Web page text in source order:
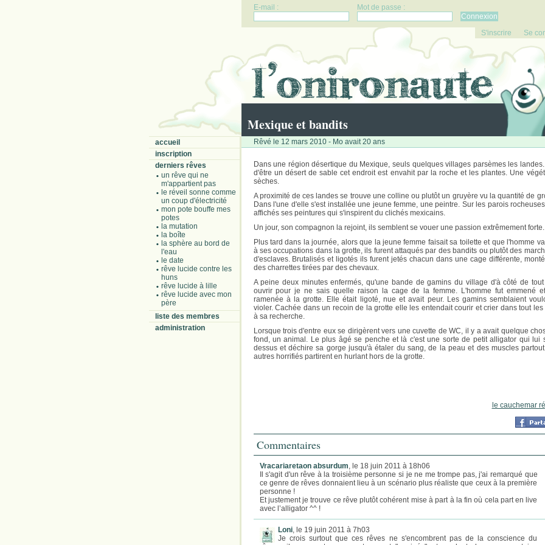
E-mail : Mot de passe :
S'inscrire Se
Mexique et bandits
accueil
inscription
derniers rêves
un rêve qui ne
m'appartient pas
le réveil sonne comme
un coup d'électricité
mon pote bouffe mes
potes
la mutation
la boîte
la sphère au bord de
l'eau
le date
rêve lucide contre les
huns
rêve lucide à lille
rêve lucide avec mon
père
liste des membres
administration
Rêvé le 12 mars 2010 - Mo avait 20 ans
Dans une région désertique du Mexique, seuls quelques villages parsèmes les
d'être un désert de sable cet endroit est envahit par la roche et les plantes. Une
sèches.
A proximité de ces landes se trouve une colline ou plutôt un gruyère vu la quantité de
Dans l'une d'elle s'est installée une jeune femme, une peintre. Sur les parois
affichés ses peintures qui s'inspirent du clichés mexicains.
Un jour, son compagnon la rejoint, ils semblent se vouer une passion extrêmement forte.
Plus tard dans la journée, alors que la jeune femme faisait sa toilette et que l'homme
à ses occupations dans la grotte, ils furent attaqués par des bandits ou plutôt des
d'esclaves. Brutalisés et ligotés ils furent jetés chacun dans une cage différente,
des charrettes tirées par des chevaux.
A peine deux minutes enfermés, qu'une bande de gamins du village d'à côté de
ouvrir pour je ne sais quelle raison la cage de la femme. L'homme fut emmené
ramenée à la grotte. Elle était ligoté, nue et avait peur. Les gamins semblaient
violer. Cachée dans un recoin de la grotte elle les entendait courir et crier dans tout les
à sa recherche.
Lorsque trois d'entre eux se dirigèrent vers une cuvette de WC, il y a avait quelque
fond, un animal. Le plus âgé se penche et là c'est une sorte de petit alligator qui lui
dessus et déchire sa gorge jusqu'à étaler du sang, de la peau et des muscles
autres horrifiés partirent en hurlant hors de la grotte.
le cauchemar
Commentaires
Vracariaretaon absurdum, le 18 juin 2011 à 18h06
Il s'agit d'un rêve à la troisième personne si je ne me trompe pas, j'ai remarqué que
ce genre de rêves donnaient lieu à un scénario plus réaliste que ceux à la première
personne !
Et justement je trouve ce rêve plutôt cohérent mise à part à la fin où cela part en live
avec l’alligator ^^ !
Loni, le 19 juin 2011 à 7h03
Je crois surtout que ces rêves ne s'encombrent pas de la conscience du